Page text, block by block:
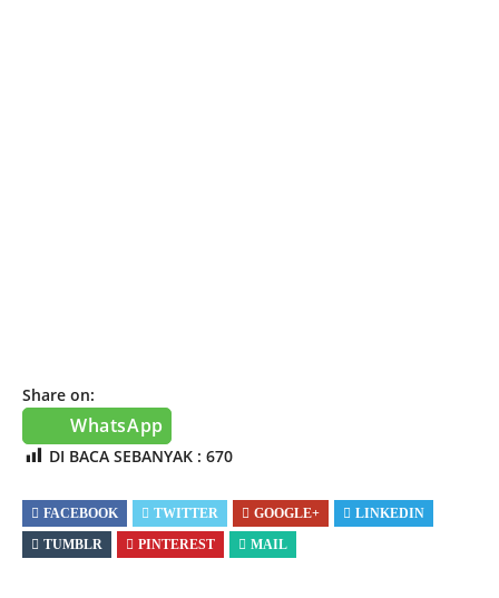
Share on:
WhatsApp
DI BACA SEBANYAK : 670
FACEBOOK TWITTER GOOGLE+
LINKEDIN
TUMBLR
PINTEREST MAIL